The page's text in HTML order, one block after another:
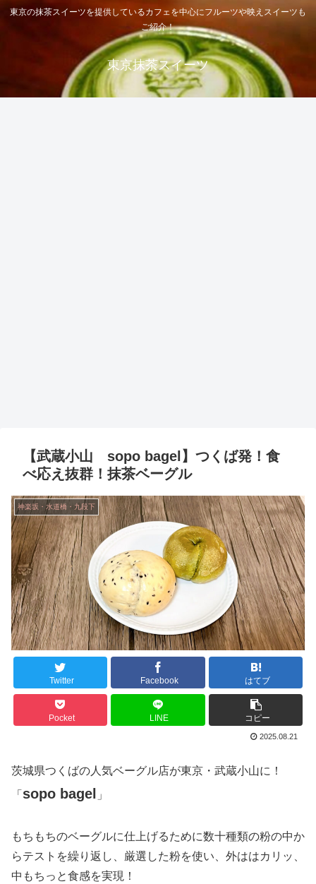
東京の抹茶スイーツを提供しているカフェを中心にフルーツや映えスイーツも
ご紹介！
東京抹茶スイーツ
【武蔵小山 sopo bagel】つくば発！食
べ応え抜群！抹茶ベーグル
神楽坂・水道橋・九段下
Twitter Facebook はてブ
Pocket LINE コピー
2025.08.21
茨城県つくばの人気ベーグル店が東京・武蔵小山に！
「 sopo bagel 」
もちもちのベーグルに仕上げるために数十種類の粉の中か
らテストを繰り返し、厳選した粉を使い、外ははカリッ、
中もちっと食感を実現！